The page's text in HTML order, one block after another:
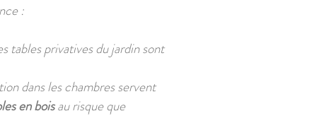
:
tables privatives du jardin sont
dans les chambres servent
en boisau risque que